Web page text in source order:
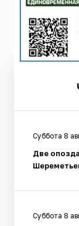
Суббота 8
Две
Суббота 8